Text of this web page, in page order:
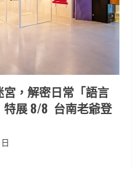
，解密日常「語言
特展 8/8 台南老爺登